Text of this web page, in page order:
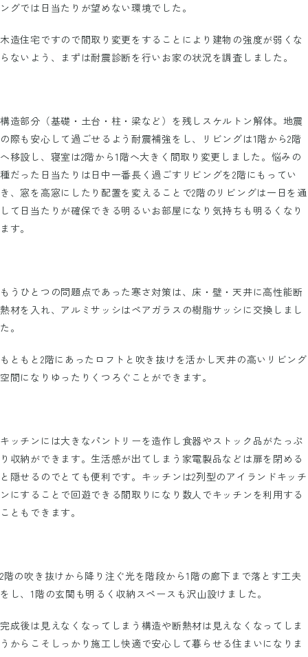
ングでは日当たりが望めない環境でした。
木造住宅ですので間取り変更をすることにより建物の強度が弱くな
らないよう、まずは耐震診断を行いお家の状況を調査しました。
構造部分（基礎・土台・柱・梁など）を残しスケルトン解体。地震
の際も安心して過ごせるよう耐震補強をし、リビングは1階から2階
へ移設し、寝室は2階から1階へ大きく間取り変更しました。悩みの
種だった日当たりは日中一番長く過ごすリビングを2階にもってい
き、窓を高窓にしたり配置を変えることで2階のリビングは一日を通
して日当たりが確保できる明るいお部屋になり気持ちも明るくなり
ます。
もうひとつの問題点であった寒さ対策は、床・壁・天井に高性能断
熱材を入れ、アルミサッシはペアガラスの樹脂サッシに交換しまし
た。
もともと2階にあったロフトと吹き抜けを活かし天井の高いリビング
空間になりゆったりくつろぐことができます。
キッチンには大きなパントリーを造作し食器やストック品がたっぷ
り収納ができます。生活感が出てしまう家電製品などは扉を閉める
と隠せるのでとても便利です。キッチンは2列型のアイランドキッチ
ンにすることで回遊できる間取りになり数人でキッチンを利用する
こともできます。
2階の吹き抜けから降り注ぐ光を階段から1階の廊下まで落とす工夫
をし、1階の玄関も明るく収納スペースも沢山設けました。
完成後は見えなくなってしまう構造や断熱材は見えなくなってしま
うからこそしっかり施工し快適で安心して暮らせる住まいになりま